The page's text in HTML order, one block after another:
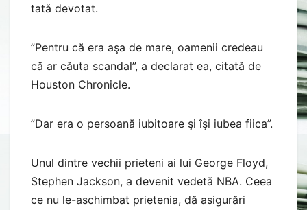
tată devotat.
”Pentru că era aşa de mare, oamenii credeau
că ar căuta scandal”, a declarat ea, citată de
Houston Chronicle.
”Dar era o persoană iubitoare şi îşi iubea fiica”.
Unul dintre vechii prieteni ai lui George Floyd,
Stephen Jackson, a devenit vedetă NBA. Ceea
ce nu le-aschimbat prietenia, dă asigurări